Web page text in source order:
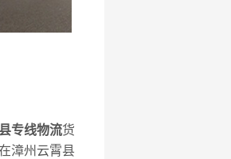
专线物流货
漳州云霄县